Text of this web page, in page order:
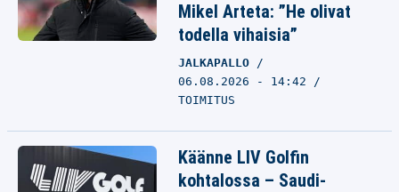
Mikel Arteta: ”He olivat
todella vihaisia”
JALKAPALLO
06.08.2026 - 14:42
TOIMITUS
Käänne LIV Golfin
kohtalossa – Saudi-